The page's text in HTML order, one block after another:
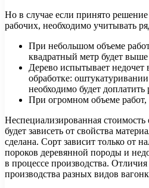
Но в случае если принято
рабочих, необходимо учитывать
При небольшом объеме
квадратный метр будет выше
Дерево испытывает недочет
обработке:
необходимо будет доплатить
При огромном объеме
Неспециализированная
будет зависеть от свойства
сделана. Сорт зависит только от
пороков деревянной породы и
в процессе производства.
производства разных видов